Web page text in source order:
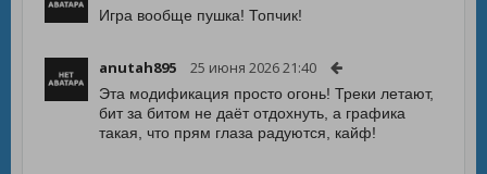
Игра вообще пушка! Топчик!
anutah895 25 июня 2026 21:40
Эта модификация просто огонь! Треки летают,
бит за битом не даёт отдохнуть, а графика
такая, что прям глаза радуются, кайф!